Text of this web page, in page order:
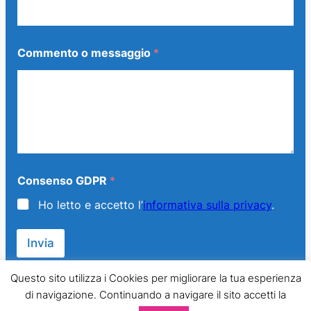
Commento o messaggio *
Consenso GDPR *
Ho letto e accetto l’informativa sulla privacy.
Invia
© 2013 – 2024 Generazione Famiglia – LMPT Italia. All Rights
Questo sito utilizza i Cookies per migliorare la tua esperienza
di navigazione. Continuando a navigare il sito accetti la